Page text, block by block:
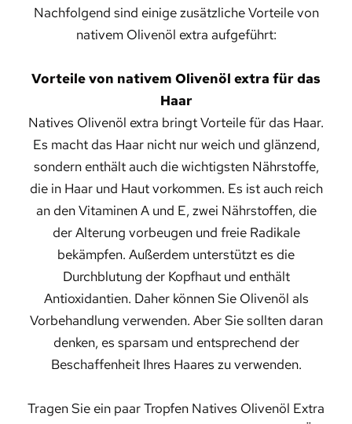
Nachfolgend sind einige zusätzliche Vorteile von
nativem Olivenöl extra aufgeführt:
Vorteile von nativem Olivenöl extra für das
Haar
Natives Olivenöl extra bringt Vorteile für das Haar.
Es macht das Haar nicht nur weich und glänzend,
sondern enthält auch die wichtigsten Nährstoffe,
die in Haar und Haut vorkommen. Es ist auch reich
an den Vitaminen A und E, zwei Nährstoffen, die
der Alterung vorbeugen und freie Radikale
bekämpfen. Außerdem unterstützt es die
Durchblutung der Kopfhaut und enthält
Antioxidantien. Daher können Sie Olivenöl als
Vorbehandlung verwenden. Aber Sie sollten daran
denken, es sparsam und entsprechend der
Beschaffenheit Ihres Haares zu verwenden.
Tragen Sie ein paar Tropfen Natives Olivenöl Extra